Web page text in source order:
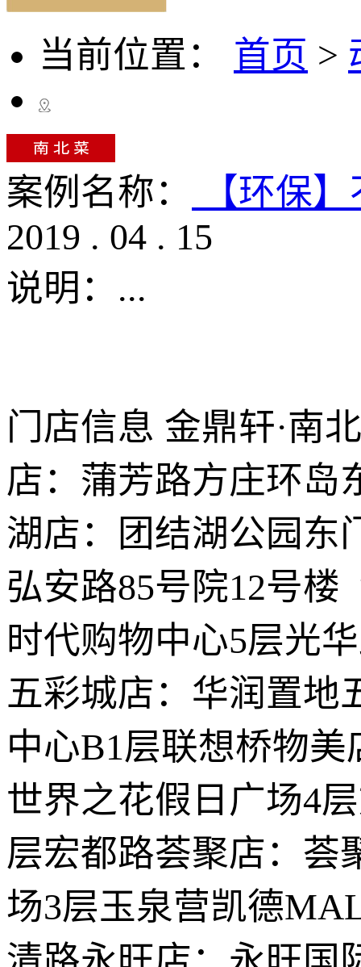
当前位置： 首页 >
案例名称：
【环保
2019 . 04 . 15
说明： ...
门店信息 金鼎轩·南
店：蒲芳路方庄环岛
湖店：团结湖公园东
弘安路85号院12号
时代购物中心5层光
五彩城店：华润置地
中心B1层联想桥物
世界之花假日广场4
层宏都路荟聚店：荟
场3层玉泉营凯德